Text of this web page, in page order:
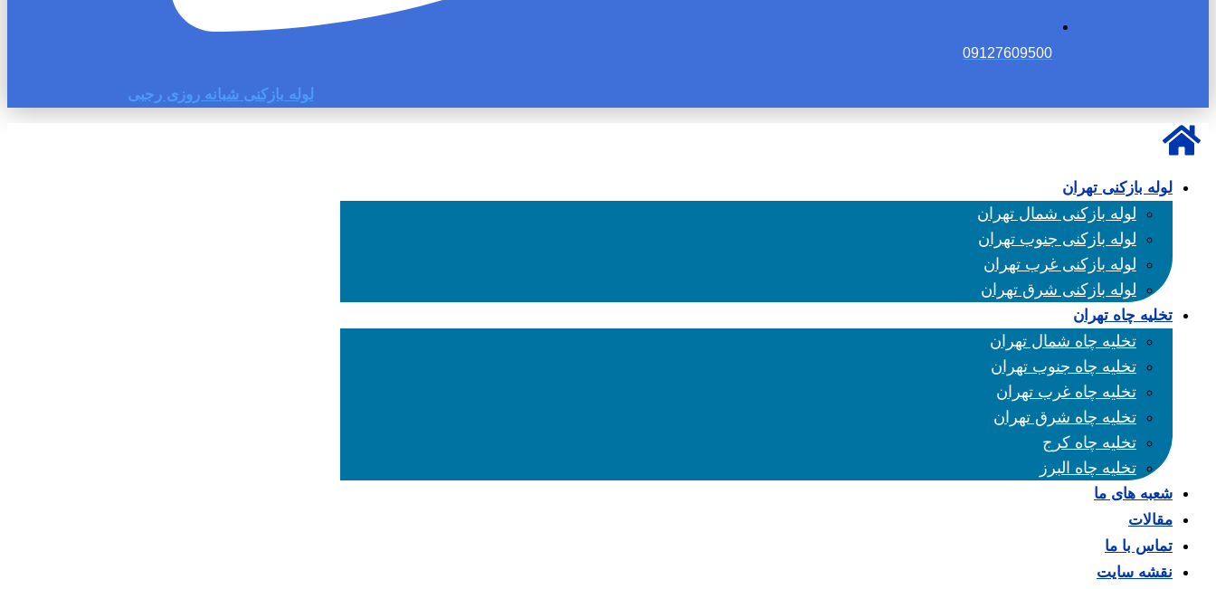
09127609500
لوله بازکنی شبانه روزی رجبی
لوله بازکنی تهران
لوله بازکنی شمال تهران
لوله بازکنی جنوب تهران
لوله بازکنی غرب تهران
لوله بازکنی شرق تهران
تخلیه چاه تهران
تخلیه چاه شمال تهران
تخلیه چاه جنوب تهران
تخلیه چاه غرب تهران
تخلیه چاه شرق تهران
تخلیه چاه کرج
تخلیه چاه البرز
شعبه های ما
مقالات
تماس با ما
نقشه سایت